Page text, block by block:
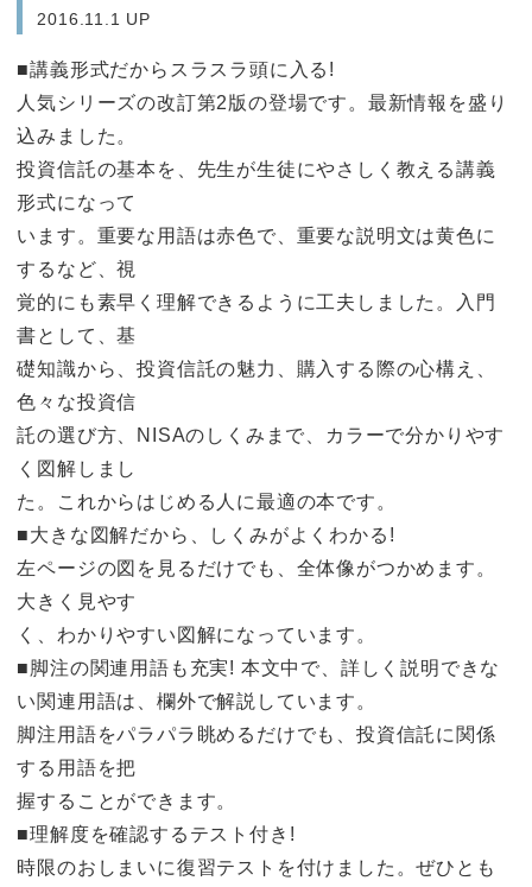
2016.11.1 UP
■講義形式だからスラスラ頭に入る!
人気シリーズの改訂第2版の登場です。最新情報を盛り
込みました。
投資信託の基本を、先生が生徒にやさしく教える講義
形式になって
います。重要な用語は赤色で、重要な説明文は黄色に
するなど、視
覚的にも素早く理解できるように工夫しました。入門
書として、基
礎知識から、投資信託の魅力、購入する際の心構え、
色々な投資信
託の選び方、NISAのしくみまで、カラーで分かりやす
く図解しまし
た。これからはじめる人に最適の本です。
■大きな図解だから、しくみがよくわかる!
左ページの図を見るだけでも、全体像がつかめます。
大きく見やす
く、わかりやすい図解になっています。
■脚注の関連用語も充実! 本文中で、詳しく説明できな
い関連用語は、欄外で解説しています。
脚注用語をパラパラ眺めるだけでも、投資信託に関係
する用語を把
握することができます。
■理解度を確認するテスト付き!
時限のおしまいに復習テストを付けました。ぜひとも